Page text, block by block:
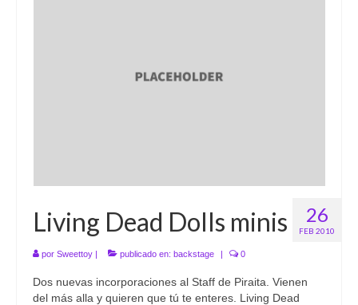
26
FEB 2010
Living Dead Dolls minis
por Sweettoy | publicado en: backstage | 0
Dos nuevas incorporaciones al Staff de Piraita. Vienen
del más alla y quieren que tú te enteres. Living Dead